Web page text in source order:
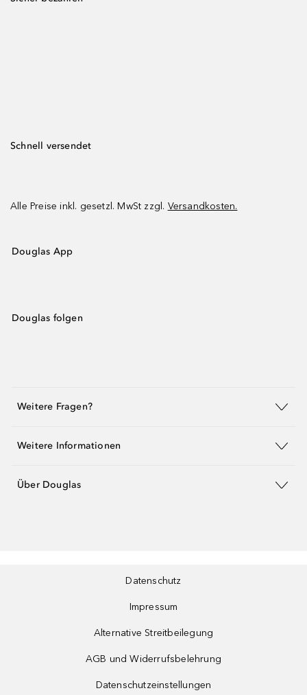
Schnell versendet
Alle Preise inkl. gesetzl. MwSt zzgl. Versandkosten.
Douglas App
Douglas folgen
Weitere Fragen?
Weitere Informationen
Über Douglas
Datenschutz
Impressum
Alternative Streitbeilegung
AGB und Widerrufsbelehrung
Datenschutzeinstellungen